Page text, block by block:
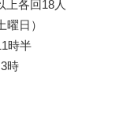
各回18人
日）
時半
時